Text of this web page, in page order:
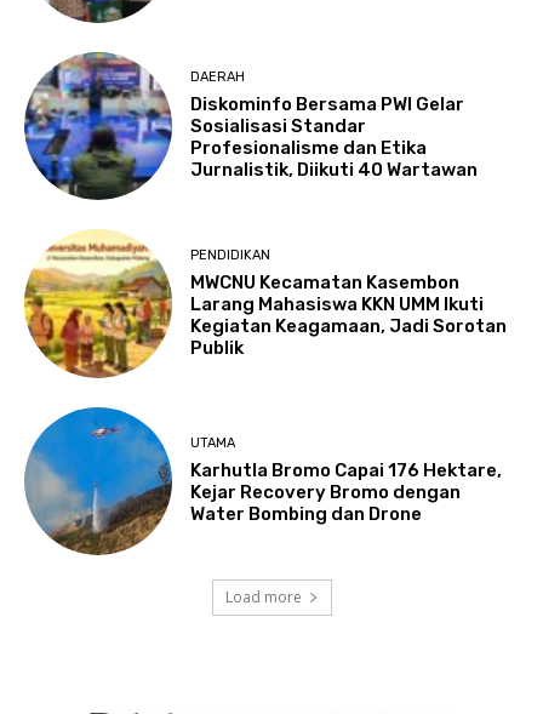
DAERAH
Diskominfo Bersama PWI Gelar
Sosialisasi Standar
Profesionalisme dan Etika
Jurnalistik, Diikuti 40 Wartawan
PENDIDIKAN
MWCNU Kecamatan Kasembon
Larang Mahasiswa KKN UMM Ikuti
Kegiatan Keagamaan, Jadi Sorotan
Publik
UTAMA
Karhutla Bromo Capai 176 Hektare,
Kejar Recovery Bromo dengan
Water Bombing dan Drone
Load more